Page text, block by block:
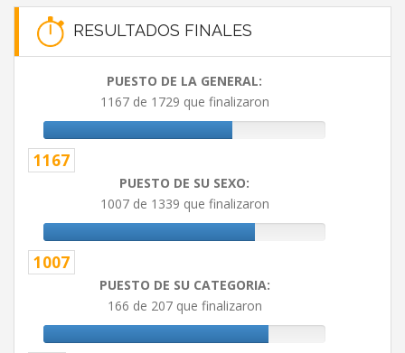
RESULTADOS FINALES
PUESTO DE LA GENERAL:
1167 de 1729 que finalizaron
1167
PUESTO DE SU SEXO:
1007 de 1339 que finalizaron
1007
PUESTO DE SU CATEGORIA:
166 de 207 que finalizaron